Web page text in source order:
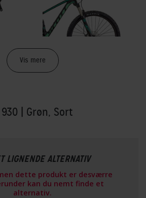
Vis mere
| Grøn, Sort
LIGNENDE ALTERNATIV
dette produkt er desværre
kan du nemt finde et
alternativ.